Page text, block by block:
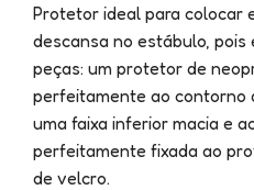
Protetor ideal para colocar
descansa no estábulo, pois
peças: um protetor de
perfeitamente ao contorno
uma faixa inferior macia e
perfeitamente fixada ao
de velcro.